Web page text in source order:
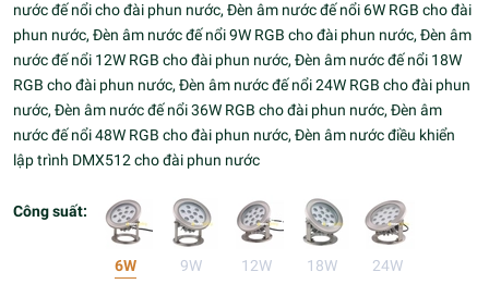
nước đế nổi cho đài phun nước, Đèn âm nước đế nổi 6W RGB cho đài
phun nước, Đèn âm nước đế nổi 9W RGB cho đài phun nước, Đèn âm
nước đế nổi 12W RGB cho đài phun nước, Đèn âm nước đế nổi 18W
RGB cho đài phun nước, Đèn âm nước đế nổi 24W RGB cho đài phun
nước, Đèn âm nước đế nổi 36W RGB cho đài phun nước, Đèn âm
nước đế nổi 48W RGB cho đài phun nước, Đèn âm nước điều khiển
lập trình DMX512 cho đài phun nước
Công suất:
6W 9W 12W 18W 24W